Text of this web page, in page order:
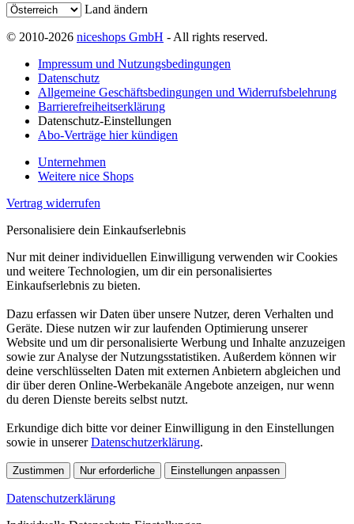
Land ändern
© 2010-2026 niceshops GmbH - All rights reserved.
Impressum und Nutzungsbedingungen
Datenschutz
Allgemeine Geschäftsbedingungen und Widerrufsbelehrung
Barrierefreiheitserklärung
Datenschutz-Einstellungen
Abo-Verträge hier kündigen
Unternehmen
Weitere nice Shops
Vertrag widerrufen
Personalisiere dein Einkaufserlebnis
Nur mit deiner individuellen Einwilligung verwenden wir Cookies
und weitere Technologien, um dir ein personalisiertes
Einkaufserlebnis zu bieten.
Dazu erfassen wir Daten über unsere Nutzer, deren Verhalten und
Geräte. Diese nutzen wir zur laufenden Optimierung unserer
Website und um dir personalisierte Werbung und Inhalte anzuzeigen
sowie zur Analyse der Nutzungsstatistiken. Außerdem können wir
deine verschlüsselten Daten mit externen Anbietern abgleichen und
dir über deren Online-Werbekanäle Angebote anzeigen, nur wenn
du deren Dienste bereits selbst nutzt.
Erkundige dich bitte vor deiner Einwilligung in den Einstellungen
sowie in unsererDatenschutzerklärung.
Zustimmen Nur erforderliche Einstellungen anpassen
Datenschutzerklärung